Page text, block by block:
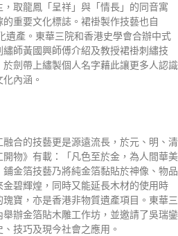
取龍鳳「呈祥」與「情長」的同音寓
重要文化標誌。裙褂製作技藝也自
遺產。東華三院和香港史學會合辦中式
師黃國興師傅介紹及教授裙褂刺繡技
劍帶上繡製個人名字藉此讓更多人認識
內涵。
合的技藝更是源遠流長，於元、明、清
物》有載：「凡色至於金，為人間華美
金箔技藝乃將純金箔黏貼於神像、物品
碧輝煌，同時又能延長木材的使用時
寶，亦是香港非物質遺產項目。東華三
辦金箔貼木雕工作坊，並邀請了吳瑞鑾
技巧及現今社會之應用。